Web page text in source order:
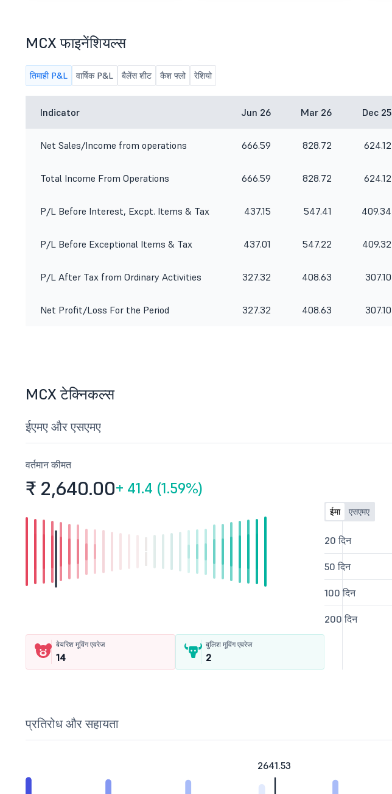
MCX फाइनेंशियल्स
तिमाही P&L वार्षिक P&L बैलेंस शीट कैश फ्लो रेशियो
Indicator Jun 26 Mar 26 Dec 25
Net Sales/Income from operations 666.59 828.72 624.12
Total Income From Operations 666.59 828.72 624.12
P/L Before Interest, Excpt. Items & Tax 437.15 547.41 409.34
P/L Before Exceptional Items & Tax 437.01 547.22 409.32
P/L After Tax from Ordinary Activities 327.32 408.63 307.10
Net Profit/Loss For the Period 327.32 408.63 307.10
MCX टेक्निकल्स
ईएमए और एसएमए
वर्तमान कीमत
₹ 2,640.00+ 41.4 (1.59%)
बेयरिश मूविंग एवरेज
14
बुलिश मूविंग एवरेज
2
ईमा एसएमए
20 दिन
50 दिन
100 दिन
200 दिन
प्रतिरोध और सहायता
2641.53